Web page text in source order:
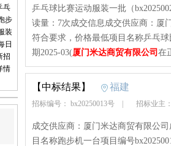
乓
步
装
日
招
情
乒乓球比赛运动服装一批（
读量：7次成交信息成交供应商：厦
符合要求，价格最低项目名称乒乓
期2025-03(厦门米达商贸有限公司 在
【中标结果】 福建
招标编号： bx20250013号 招标业主
成交供应商：厦门米达商贸有限公
目名称跑步机一台项目编号